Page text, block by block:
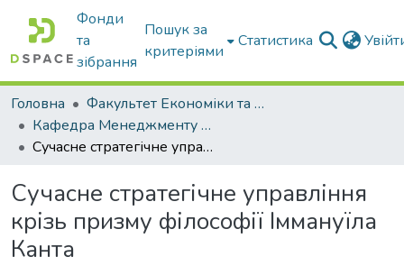
Фонди
та
зібрання
Пошук за
критеріями
Статистика
Головна
Факультет Економіки та бізнесу
Кафедра Менеджменту та публічного адміністрування
Сучасне стратегічне управління крізь призму філософії Іммануїла Канта
Сучасне стратегічне управління
крізь призму філософії Іммануїла
Канта